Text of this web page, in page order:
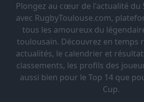
Plongez au cœur de l'actualité du
avec RugbyToulouse.com,
tous les amoureux du
toulousain. Découvrez en temps
actualités, le calendrier et
classements, les profils des
aussi bien pour le Top 14 que
Cup.